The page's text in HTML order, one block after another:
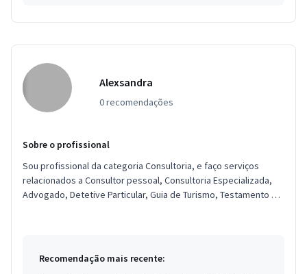
Alexsandra
0 recomendações
Sobre o profissional
Sou profissional da categoria Consultoria, e faço serviços
relacionados a Consultor pessoal, Consultoria Especializada,
Advogado, Detetive Particular, Guia de Turismo, Testamento e
Recomendação mais recente: